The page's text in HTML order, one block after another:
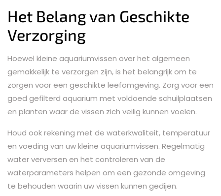
Het Belang van Geschikte
Verzorging
Hoewel kleine aquariumvissen over het algemeen
gemakkelijk te verzorgen zijn, is het belangrijk om te
zorgen voor een geschikte leefomgeving. Zorg voor een
goed gefilterd aquarium met voldoende schuilplaatsen
en planten waar de vissen zich veilig kunnen voelen.
Houd ook rekening met de waterkwaliteit, temperatuur
en voeding van uw kleine aquariumvissen. Regelmatig
water verversen en het controleren van de
waterparameters helpen om een gezonde omgeving
te behouden waarin uw vissen kunnen gedijen.